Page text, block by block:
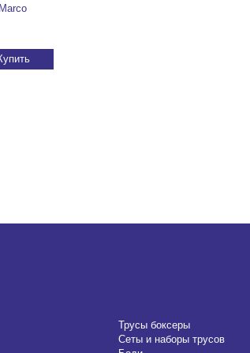
Трусы боксеры
Сеты и наборы трусов